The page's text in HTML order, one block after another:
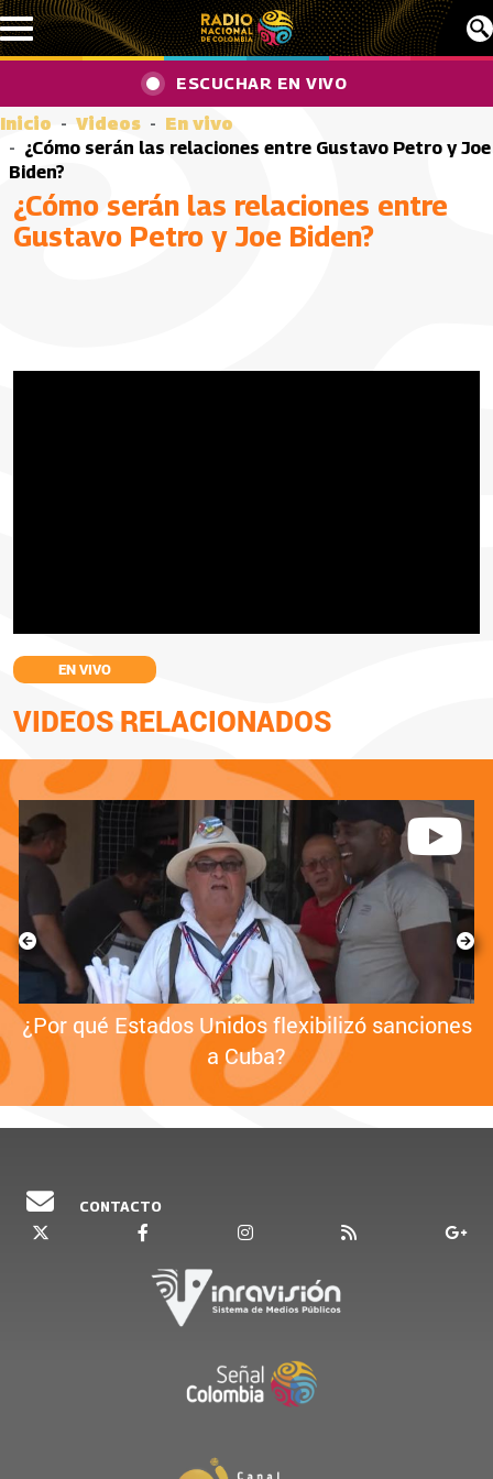
Pasar al contenido principal
ESCUCHAR EN VIVO
Inicio Videos
En vivo
¿Cómo serán las relaciones entre Gustavo Petro y Joe
Biden?
¿Cómo serán las relaciones entre
Gustavo Petro y Joe Biden?
EN VIVO
VIDEOS RELACIONADOS
¿Por qué Estados Unidos flexibilizó sanciones
a Cuba?
CONTACTO